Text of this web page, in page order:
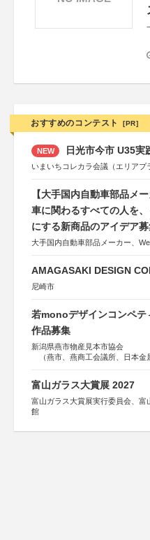
おすすめのコンテスト [PR]
NEW 日光市今市 U35実
いまいちコレカラ会議（エリアプ
【大手国内自動車部品メ
車に関わるすべての人を
にする新商品のアイデア
大手国内自動車部品メーカー、
AMAGASAKI DESIGN
尼崎市
若monoデザインコンペ
作品募集
新潟県燕市物産見本市協会
（燕市、燕商工会議所、日本金
富山ガラス大賞展 2027
富山ガラス大賞展実行委員会、富
館